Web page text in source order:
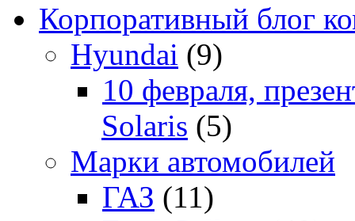
Корпоративный блог
Hyundai (9)
10 февраля,
Solaris (5)
Марки автомобилей
ГАЗ (11)